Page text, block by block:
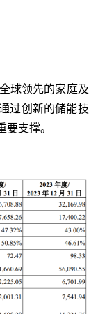
球领先的家庭及
过创新的储能技
支撑。